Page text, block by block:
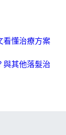
看懂治療方案
與其他落髮治